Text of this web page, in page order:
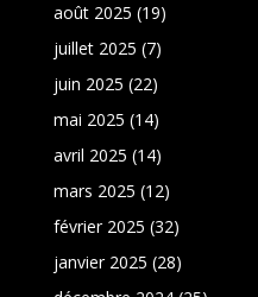
août 2025 (19)
juillet 2025 (7)
juin 2025 (22)
mai 2025 (14)
avril 2025 (14)
mars 2025 (12)
février 2025 (32)
janvier 2025 (28)